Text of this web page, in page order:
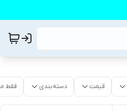
قیمت دسته‌بندی فقط